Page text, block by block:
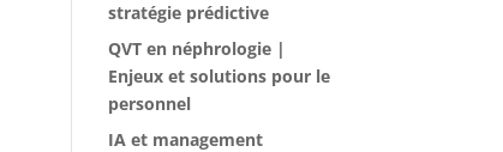
stratégie prédictive
QVT en néphrologie |
Enjeux et solutions pour le
personnel
IA et management